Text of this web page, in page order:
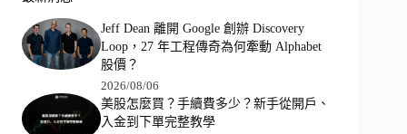
Jeff Dean 離開 Google 創辦 Discovery
Loop，27 年工程傳奇為何牽動 Alphabet
股價？
2026/08/06
美股怎麼買？手續費多少？新手從開戶、
入金到下單完整教學